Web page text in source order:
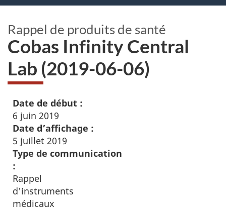
Rappel de produits de santé
Cobas Infinity Central
Lab (2019-06-06)
Date de début :
6 juin 2019
Date d’affichage :
5 juillet 2019
Type de communication
:
Rappel
d'instruments
médicaux